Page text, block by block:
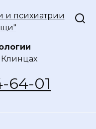
Клинцах
64-01